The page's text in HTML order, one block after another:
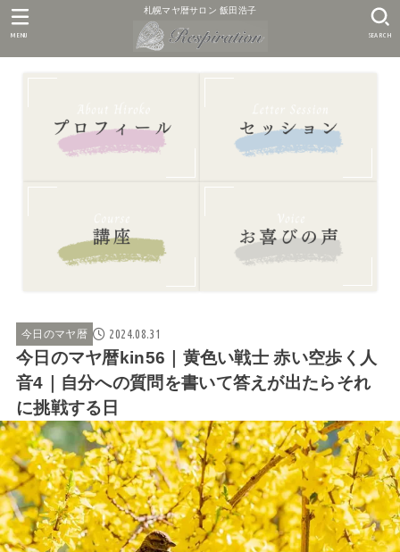
札幌マヤ暦サロン 飯田浩子
SEARCH
MENU
今日のマヤ暦 2024.08.31
今日のマヤ暦kin56｜黄色い戦士 赤い空歩く人
音4｜自分への質問を書いて答えが出たらそれ
に挑戦する日